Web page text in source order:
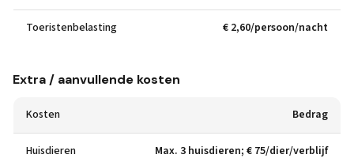
Toeristenbelasting € 2,60/persoon/nacht
Extra / aanvullende kosten
Kosten Bedrag
Huisdieren Max. 3 huisdieren; € 75/dier/verblijf